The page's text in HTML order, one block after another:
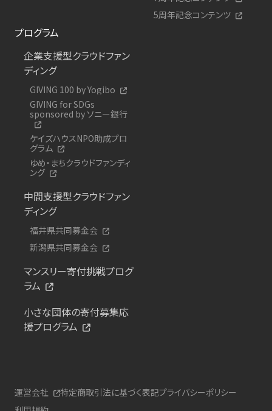
5周年記念コンテンツ
プログラム
企業支援型クラウドファン
ディング
GIVING 100 by Yogibo
GIVING for SDGs
sponsored by ソニー銀行
ケイズハウスNPO助成プロ
グラム
ゆめ・まちクラウドファンディ
ング
中間支援型クラウドファン
ディング
福井県共同募金会
新潟県共同募金会
マンスリー寄付挑戦プログ
ラム
小さな団体の寄付募集応
援プログラム
運営会社 特定商取引法に基づく表記プライバシーポリシー